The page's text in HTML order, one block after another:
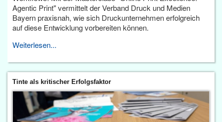
Agentic Print" vermittelt der Verband Druck und Medien
Bayern praxisnah, wie sich Druckunternehmen erfolgreich
auf diese Entwicklung vorbereiten können.
Weiterlesen...
Tinte als kritischer Erfolgsfaktor